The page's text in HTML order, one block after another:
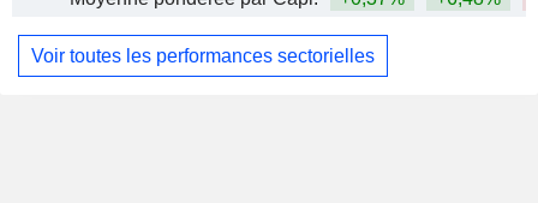
Voir toutes les performances sectorielles